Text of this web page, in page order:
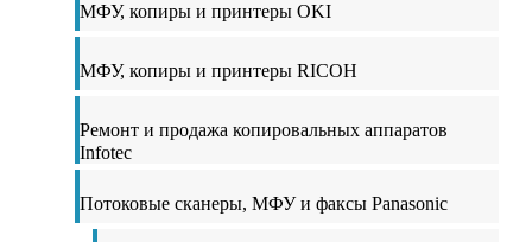
МФУ, копиры и принтеры OKI
МФУ, копиры и принтеры RICOH
Ремонт и продажа копировальных аппаратов
Infotec
Потоковые сканеры, МФУ и факсы Panasonic